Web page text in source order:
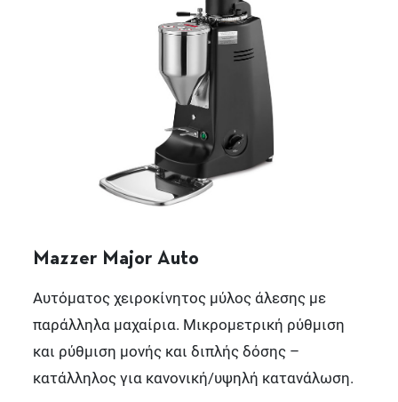
Mazzer Major Auto
Αυτόματος χειροκίνητος μύλος άλεσης με
παράλληλα μαχαίρια. Μικρομετρική ρύθμιση
και ρύθμιση μονής και διπλής δόσης –
κατάλληλος για κανονική/υψηλή κατανάλωση.